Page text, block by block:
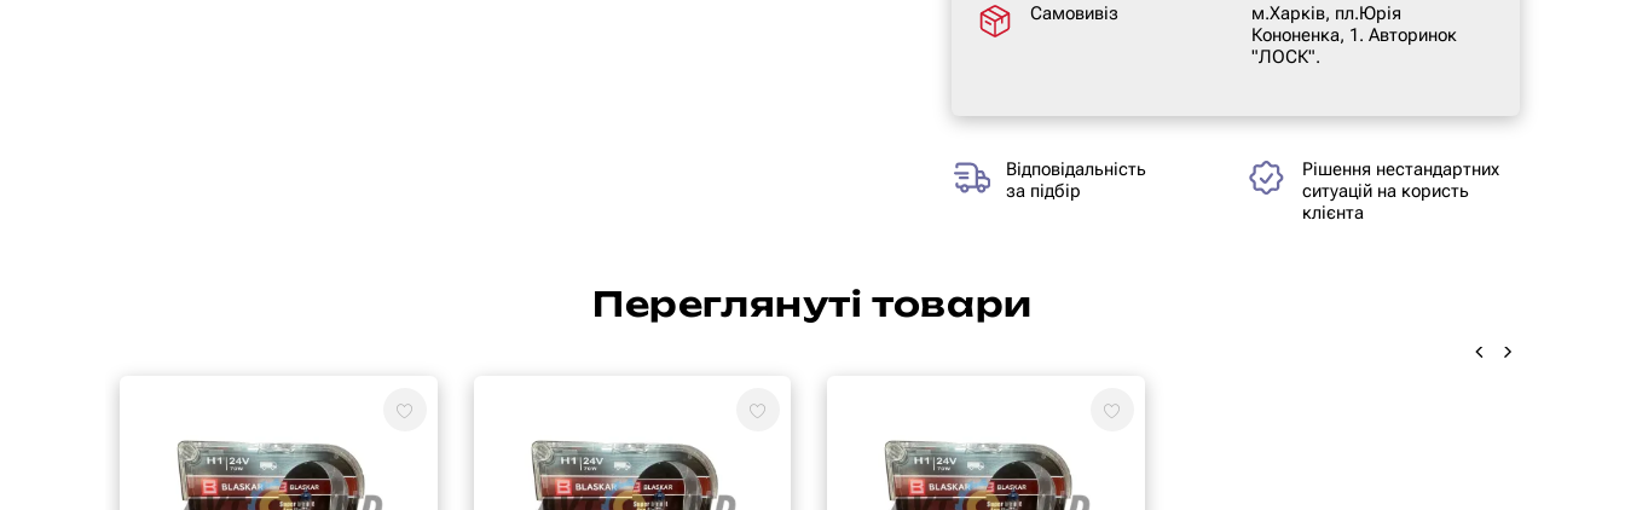
Самовивіз
м.Харків, пл.Юрія
Кононенка, 1. Авторинок
"ЛОСК".
Відповідальність
за підбір
Рішення нестандартних
ситуацій на користь
клієнта
Переглянуті товари